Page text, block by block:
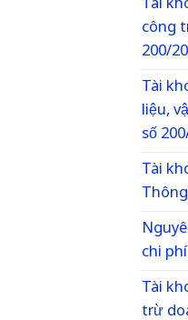
công
200/
Tài
liệu,
số
Tài
chi phí
Tài
trừ